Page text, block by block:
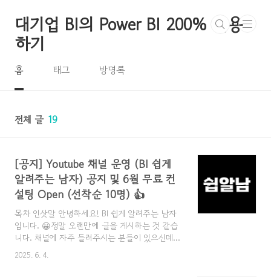
대기업 BI의 Power BI 200% 활용
하기
홈 태그 방명록
전체 글 19
[공지] Youtube 채널 운영 (BI 쉽게
알려주는 남자) 공지 및 6월 무료 컨
설팅 Open (선착순 10명) 👍
목차 인삿말 안녕하세요! BI 쉽게 알려주는 남자
입니다. 😀정말 오랜만에 글을 게시하는 것 같습
니다. 채널에 자주 들려주시는 분들이 있으신데
요 근래 글 포스팅에 신경을 쓰지 못해 심심한 사
과를 드립니다.. 변명을 조금 해보자면,Power BI
2025. 6. 4.